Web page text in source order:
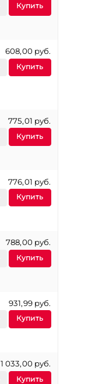
Купить
608,00 руб.
Купить
775,01 руб.
Купить
776,01 руб.
Купить
788,00 руб.
Купить
931,99 руб.
Купить
1 033,00 руб.
Купить